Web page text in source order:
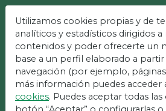
הקלה ביותר
Utilizamos cookies propias y de
analíticos y estadísticos dirigidos
contenidos y poder ofrecerte un
base a un perfil elaborado a
navegación (por ejemplo, páginas
más información puedes acceder
cookies. Puedes aceptar todas